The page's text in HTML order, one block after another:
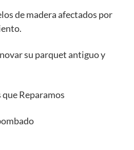
de madera afectados por
su parquet antiguo y
Reparamos